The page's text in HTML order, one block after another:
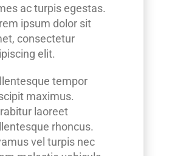
ac turpis egestas.
ipsum dolor sit
consectetur
elit.
tempor
maximus.
laoreet
rhoncus.
vel turpis nec